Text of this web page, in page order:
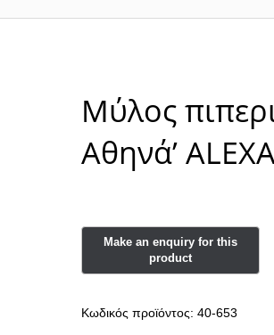
Μύλος
Αθηνά’
Κωδικός προϊόντος:40-653